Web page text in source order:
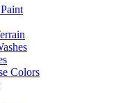
Colors